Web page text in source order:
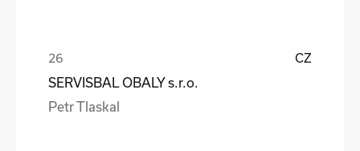
CZ
SERVISBAL OBALY s.r.o.
Petr Tlaskal